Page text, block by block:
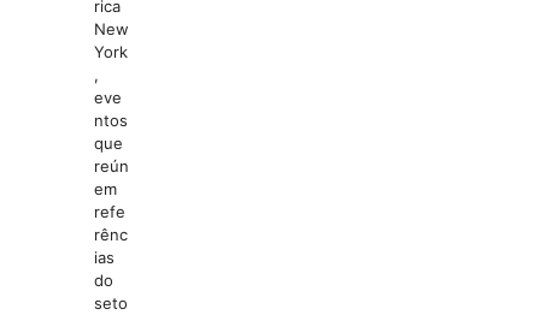
rica
New
York
,
eve
ntos
que
reún
em
refe
rênc
ias
do
seto